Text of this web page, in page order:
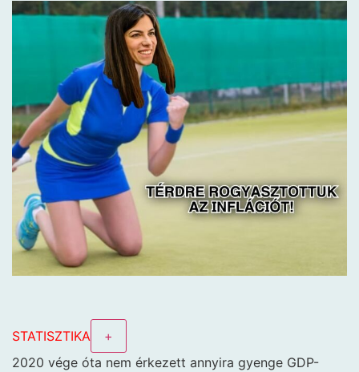
STATISZTIKA
+
2020 vége óta nem érkezett annyira gyenge GDP-